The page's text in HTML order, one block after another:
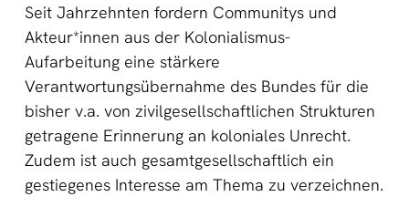
Seit Jahrzehnten fordern Communitys und
Akteur*innen aus der Kolonialismus-
Aufarbeitung eine stärkere
Verantwortungsübernahme des Bundes für die
bisher v.a. von zivilgesellschaftlichen Strukturen
getragene Erinnerung an koloniales Unrecht.
Zudem ist auch gesamtgesellschaftlich ein
gestiegenes Interesse am Thema zu verzeichnen.